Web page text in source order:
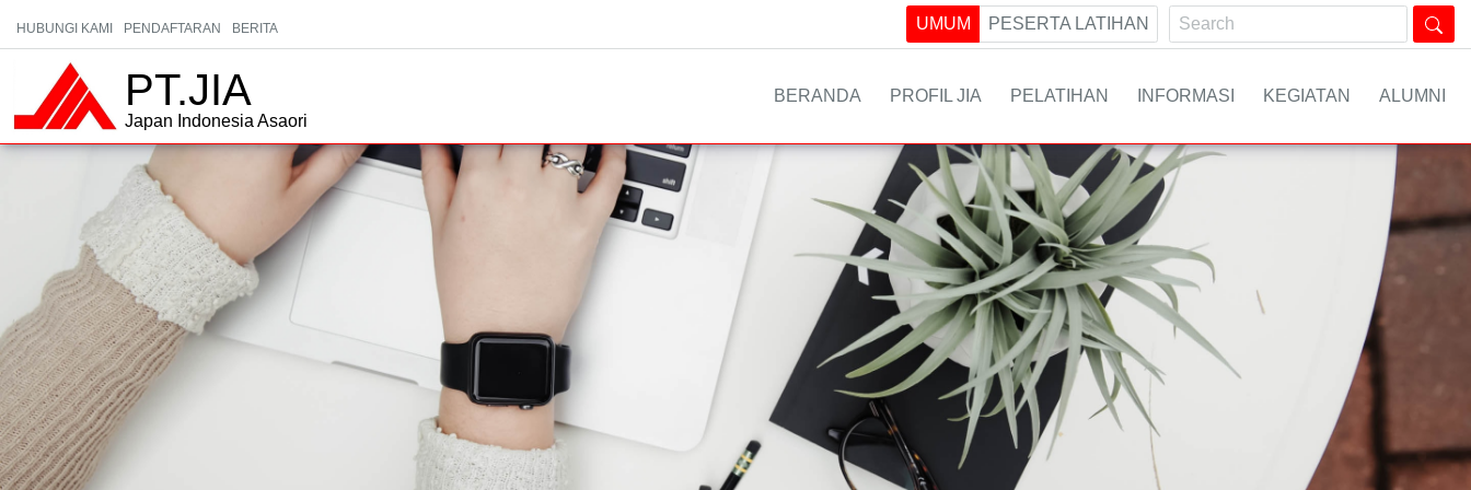
HUBUNGI KAMI PENDAFTARAN BERITA UMUM PESERTA LATIHAN
PT.JIA
Japan Indonesia Asaori
BERANDA PROFIL JIA PELATIHAN INFORMASI KEGIATAN ALUMNI